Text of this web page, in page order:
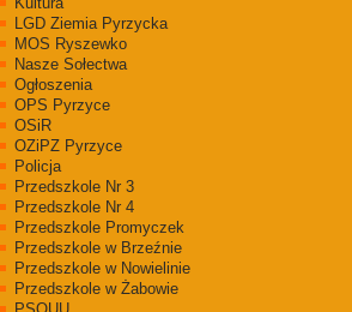
LGD Ziemia Pyrzycka
MOS Ryszewko
Nasze Sołectwa
Ogłoszenia
OPS Pyrzyce
OSiR
OZiPZ Pyrzyce
Policja
Przedszkole Nr 3
Przedszkole Nr 4
Przedszkole Promyczek
Przedszkole w Brzeźnie
Przedszkole w Nowielinie
Przedszkole w Żabowie
PSOUU